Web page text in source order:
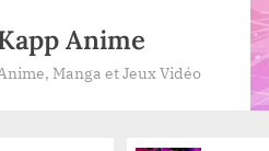
Anime
Manga et Jeux Vidéo